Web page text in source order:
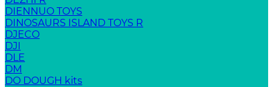
DIENNUO TOYS
DINOSAURS ISLAND TOYS R
DJECO
DJI
DLE
DM
DO DOUGH kits